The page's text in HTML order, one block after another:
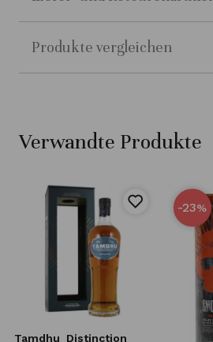
Produkte vergleichen
Verwandte Produkte
Tamdhu Distinction
-23%